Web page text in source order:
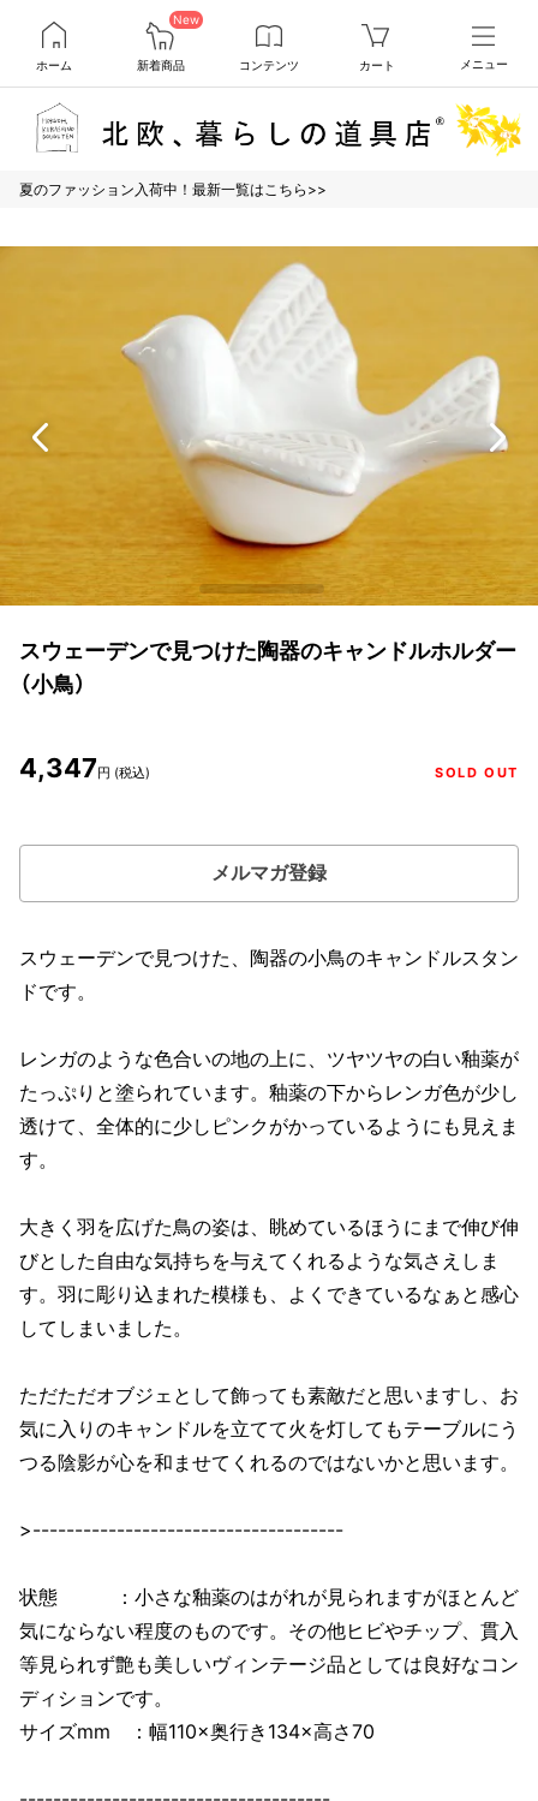
ホーム
New
新着商品 コンテンツ カート メニュー
夏のファッション入荷中！最新一覧はこちら>>
スウェーデンで見つけた陶器のキャンドルホルダー
（小鳥）
4,347円 (税込) SOLD OUT
メルマガ登録
スウェーデンで見つけた、陶器の小鳥のキャンドルスタン
ドです。
レンガのような色合いの地の上に、ツヤツヤの白い釉薬が
たっぷりと塗られています。釉薬の下からレンガ色が少し
透けて、全体的に少しピンクがかっているようにも見えま
す。
大きく羽を広げた鳥の姿は、眺めているほうにまで伸び伸
びとした自由な気持ちを与えてくれるような気さえしま
す。羽に彫り込まれた模様も、よくできているなぁと感心
してしまいました。
ただただオブジェとして飾っても素敵だと思いますし、お
気に入りのキャンドルを立てて火を灯してもテーブルにう
つる陰影が心を和ませてくれるのではないかと思います。
>-------------------------------------
状態 ：小さな釉薬のはがれが見られますがほとんど
気にならない程度のものです。その他ヒビやチップ、貫入
等見られず艶も美しいヴィンテージ品としては良好なコン
ディションです。
サイズmm ：幅110×奥行き134×高さ70